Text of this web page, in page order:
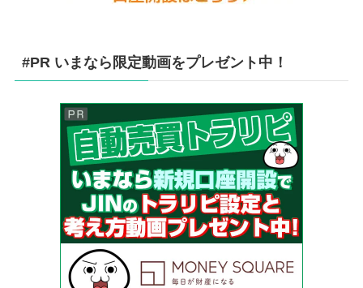
#PR いまなら限定動画をプレゼント中！